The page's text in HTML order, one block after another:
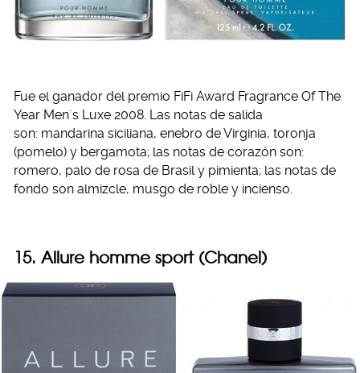
Fue el ganador del premio FiFi Award Fragrance Of The
Year Men`s Luxe 2008. Las notas de salida
son: mandarina siciliana, enebro de Virginia, toronja
(pomelo) y bergamota; las notas de corazón son:
romero, palo de rosa de Brasil y pimienta; las notas de
fondo son almizcle, musgo de roble y incienso.
15. Allure homme sport (Chanel)